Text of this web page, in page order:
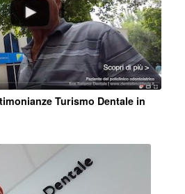
Turismo Dentale in